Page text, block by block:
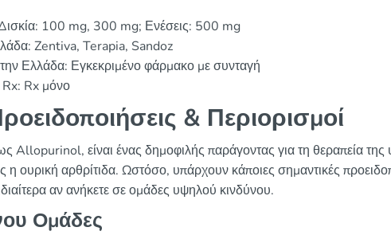
100 mg, 300 mg; Ενέσεις: 500 mg
Zentiva, Terapia, Sandoz
Ελλάδα: Εγκεκριμένο φάρμακο με συνταγή
Rx: Rx μόνο
& Περιορισμοί
είναι ένας δημοφιλής παράγοντας για τη θεραπεία της
ουρική αρθρίτιδα. Ωστόσο, υπάρχουν κάποιες σημαντικές
αν ανήκετε σε ομάδες υψηλού κινδύνου.
Ομάδες